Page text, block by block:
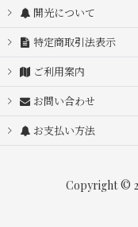
開光について
特定商取引法表示
ご利用案内
お問い合わせ
お支払い方法
Copyright ©